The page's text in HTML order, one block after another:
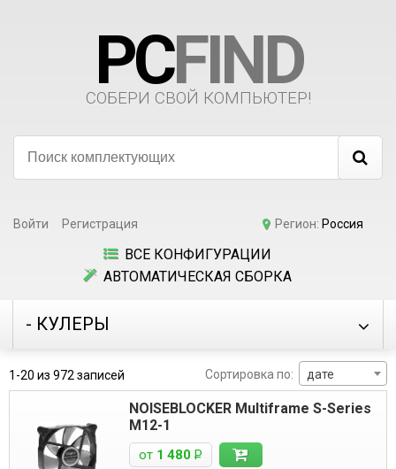
PCFIND
СОБЕРИ СВОЙ КОМПЬЮТЕР!
Войти Регистрация Регион: Россия
ВСЕ КОНФИГУРАЦИИ
АВТОМАТИЧЕСКАЯ СБОРКА
- КУЛЕРЫ
Сортировка по: дате
1-20 из 972 записей
NOISEBLOCKER Multiframe S-Series
M12-1
от 1 480 Р